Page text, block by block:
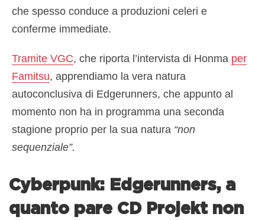
che spesso conduce a produzioni celeri e
conferme immediate.
Tramite VGC, che riporta l’intervista di Honma per
Famitsu, apprendiamo la vera natura
autoconclusiva di Edgerunners, che appunto al
momento non ha in programma una seconda
stagione proprio per la sua natura “non
sequenziale”.
Cyberpunk: Edgerunners, a
quanto pare CD Projekt non